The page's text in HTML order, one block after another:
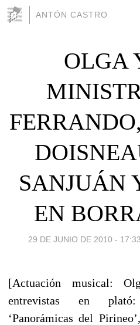
ANTÓN CASTRO
OLGA
SANJUÁN
EN
29 DE JUNIO DE 2010 - 17:33
[Actuación musical:
entrevistas en
‘Panorámicas del